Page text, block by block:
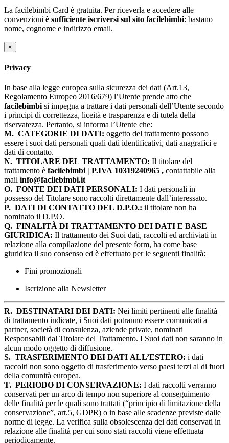
La facilebimbi Card è gratuita. Per riceverla e accedere alle
convenzioni è sufficiente iscriversi sul sito facilebimbi: bastano
nome, cognome e indirizzo email.
×
Privacy
In base alla legge europea sulla sicurezza dei dati (Art.13,
Regolamento Europeo 2016/679) l’Utente prende atto che
facilebimbi si impegna a trattare i dati personali dell’Utente secondo
i principi di correttezza, liceità e trasparenza e di tutela della
riservatezza. Pertanto, si informa l’Utente che:
M. CATEGORIE DI DATI: oggetto del trattamento possono
essere i suoi dati personali quali dati identificativi, dati anagrafici e
dati di contatto.
N. TITOLARE DEL TRATTAMENTO: Il titolare del
trattamento è facilebimbi | P.IVA 10319240965 , contattabile alla
mail info@facilebimbi.it
O. FONTE DEI DATI PERSONALI: I dati personali in
possesso del Titolare sono raccolti direttamente dall’interessato.
P. DATI DI CONTATTO DEL D.P.O.: il titolare non ha
nominato il D.P.O.
Q. FINALITÀ DI TRATTAMENTO DEI DATI E BASE
GIURIDICA: Il trattamento dei Suoi dati, raccolti ed archiviati in
relazione alla compilazione del presente form, ha come base
giuridica il suo consenso ed è effettuato per le seguenti finalità:
Fini promozionali
Iscrizione alla Newsletter
R. DESTINATARI DEI DATI: Nei limiti pertinenti alle finalità
di trattamento indicate, i Suoi dati potranno essere comunicati a
partner, società di consulenza, aziende private, nominati
Responsabili dal Titolare del Trattamento. I Suoi dati non saranno in
alcun modo oggetto di diffusione.
S. TRASFERIMENTO DEI DATI ALL’ESTERO: i dati
raccolti non sono oggetto di trasferimento verso paesi terzi al di fuori
della comunità europea.
T. PERIODO DI CONSERVAZIONE: I dati raccolti verranno
conservati per un arco di tempo non superiore al conseguimento
delle finalità per le quali sono trattati (“principio di limitazione della
conservazione”, art.5, GDPR) o in base alle scadenze previste dalle
norme di legge. La verifica sulla obsolescenza dei dati conservati in
relazione alle finalità per cui sono stati raccolti viene effettuata
periodicamente.